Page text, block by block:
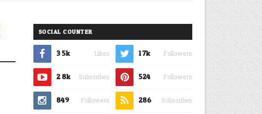
SOCIAL COUNTER
3.5k Likes 1.7k Followers
2.8k Subscribes 524 Followers
849 Followers 286 Subscribes